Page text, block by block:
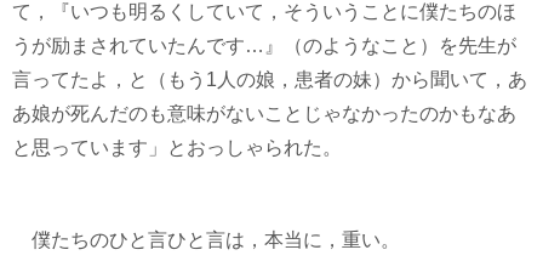
て，『いつも明るくしていて，そういうことに僕たちのほ
うが励まされていたんです…』（のようなこと）を先生が
言ってたよ，と（もう1人の娘，患者の妹）から聞いて，あ
あ娘が死んだのも意味がないことじゃなかったのかもなあ
と思っています」とおっしゃられた。
僕たちのひと言ひと言は，本当に，重い。